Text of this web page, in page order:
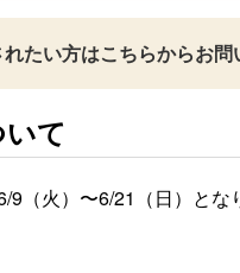
たい方はこちらからお問
て
9（火）〜6/21（日）とな